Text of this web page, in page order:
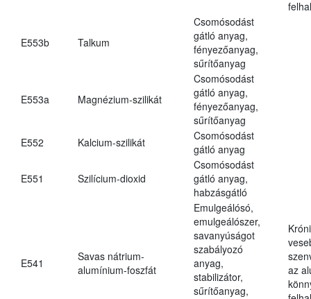
E553b Talkum
Csomósodást
gátló anyag,
fényezőanyag,
sűrítőanyag
E553a Magnézium-szilikát
Csomósodást
gátló anyag,
fényezőanyag,
sűrítőanyag
E552
Kalcium-szilikát
Csomósodást
gátló anyag
E551 Szilícium-dioxid
Csomósodást
gátló anyag,
habzásgátló
E541
Savas nátrium-
alumínium-foszfát
Emulgeálósó,
emulgeálószer,
savanyúságot
szabályozó
anyag,
stabilizátor,
sűrítőanyag,
az